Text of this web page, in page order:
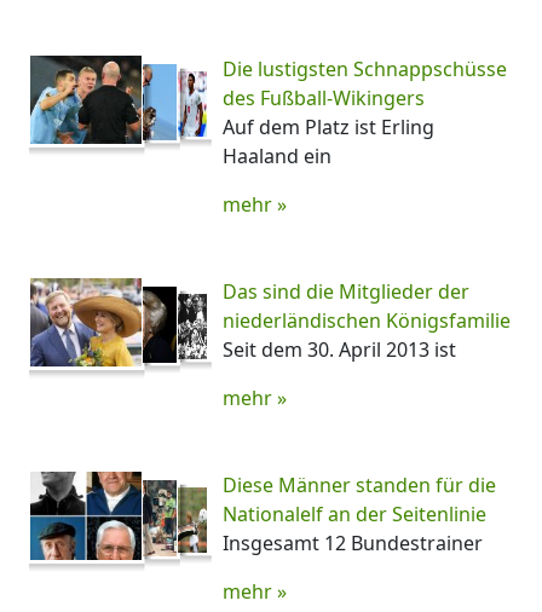
Die lustigsten Schnappschüsse
des Fußball-Wikingers
Auf dem Platz ist Erling
Haaland ein
mehr »
Das sind die Mitglieder der
niederländischen Königsfamilie
Seit dem 30. April 2013 ist
mehr »
Diese Männer standen für die
Nationalelf an der Seitenlinie
Insgesamt 12 Bundestrainer
mehr »